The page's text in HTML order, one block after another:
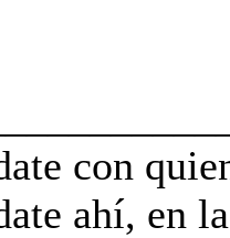
con
ahí, en